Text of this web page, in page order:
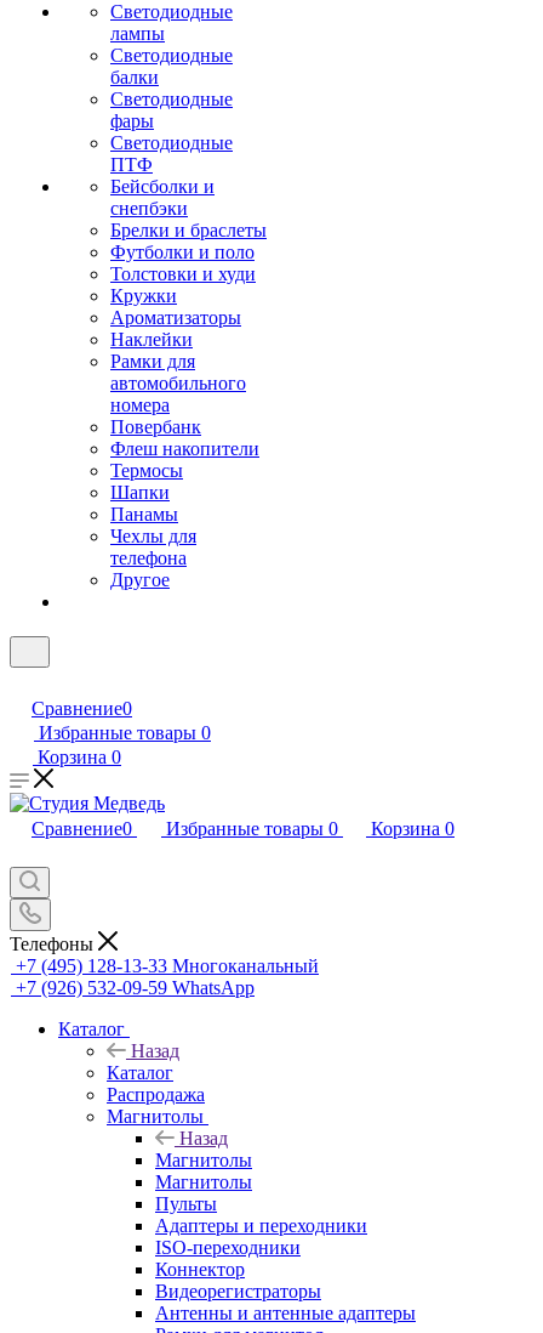
Светодиодные
лампы
Светодиодные
балки
Светодиодные
фары
Светодиодные
ПТФ
Бейсболки и
снепбэки
Брелки и браслеты
Футболки и поло
Толстовки и худи
Кружки
Ароматизаторы
Наклейки
Рамки для
автомобильного
номера
Повербанк
Флеш накопители
Термосы
Шапки
Панамы
Чехлы для
телефона
Другое
Сравнение0
Избранные товары 0
Корзина 0
Сравнение0 Избранные товары 0 Корзина 0
Телефоны
+7 (495) 128-13-33 Многоканальный
+7 (926) 532-09-59 WhatsApp
Каталог
Назад
Каталог
Распродажа
Магнитолы
Назад
Магнитолы
Магнитолы
Пульты
Адаптеры и переходники
ISO-переходники
Коннектор
Видеорегистраторы
Антенны и антенные адаптеры